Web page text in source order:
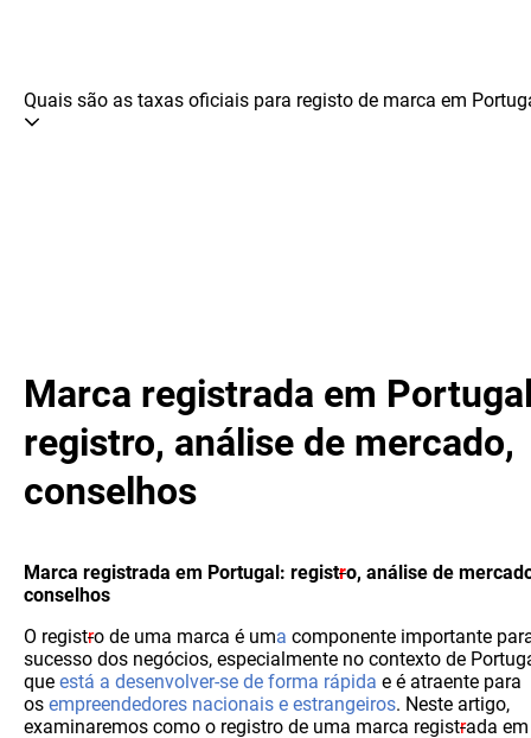
Quais são as taxas oficiais para registo de marca em
Marca registrada em
registro, análise de mercado,
conselhos
Marca registrada em Portugal: registro, análise de
conselhos
O registro de uma marca é uma componente importante
sucesso dos negócios, especialmente no contexto de
que está a desenvolver-se de forma rápida e é atraente para
os empreendedores nacionais e estrangeiros. Neste artigo,
examinaremos como o registro de uma marca registrada em